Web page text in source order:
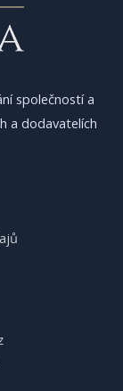
společností a
a dodavatelích